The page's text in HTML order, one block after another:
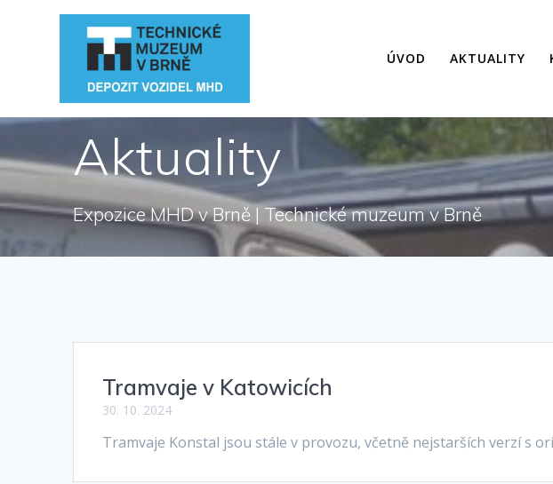
Přeskočit
ÚVOD AKTUALITY
Aktuality
Expozice MHD v Brně | Technické muzeum v Brně
Tramvaje v Katowicích
30. 10. 2024
Tramvaje Konstal jsou stále v provozu, včetně nejstarších verzí s